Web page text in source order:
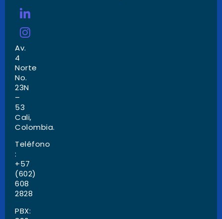
Av.
4
Norte
No.
23N
–
53
Cali,
Colombia.
Teléfono
:
+57
(602)
608
2828
PBX: